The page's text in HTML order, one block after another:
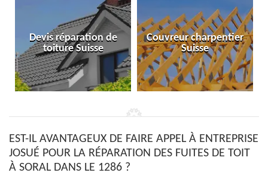
Devis réparation de
toiture Suisse
Couvreur charpentier
Suisse
EST-IL AVANTAGEUX DE FAIRE APPEL À ENTREPRISE
JOSUÉ POUR LA RÉPARATION DES FUITES DE TOIT
À SORAL DANS LE 1286 ?